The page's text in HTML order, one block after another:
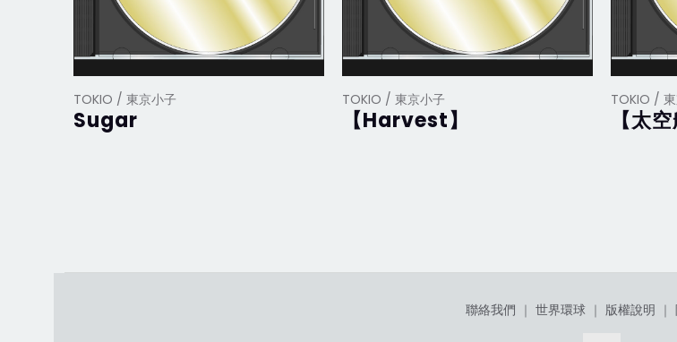
TOKIO / 東京小子
Sugar
TOKIO / 東京小子
【Harvest】
TOKIO /
【太
聯絡我們 ｜ 世界環球｜ 版權說明 ｜